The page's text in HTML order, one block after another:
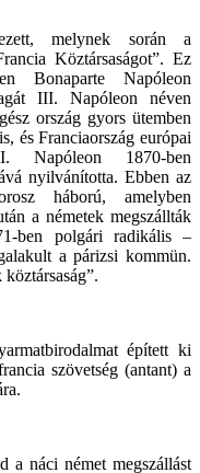
melynek során a
Köztársaságot”. Ez
Bonaparte Napóleon
III. Napóleon néven
ország gyors ütemben
és Franciaország európai
Napóleon 1870-ben
nyilvánította. Ebben az
háború, amelyben
a németek megszállták
ben polgári radikális –
a párizsi kommün.
épített ki
szövetség (antant) a
a náci német megszállást